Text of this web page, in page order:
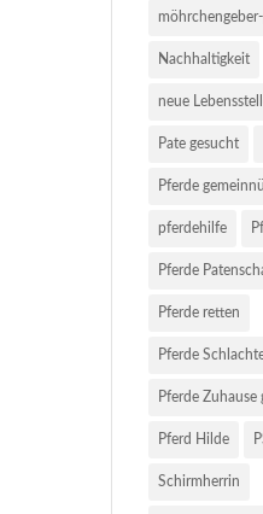
Nachhaltigkeit
neue
Pate gesucht
Pferde
pferdehilfe
Pferde
Pferde retten
Pferde
Pferde Zuhause
Pferd Hilde
Schirmherrin